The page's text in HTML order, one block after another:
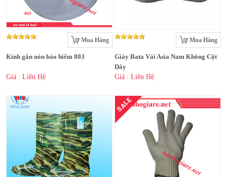
Mua Hàng
Kính gắn nón bảo hiểm 803
Giá : Liên Hệ
Mua Hàng
Giày Bata Vải Asia Nam Không Cột
Dây
Giá : Liên Hệ
SALE